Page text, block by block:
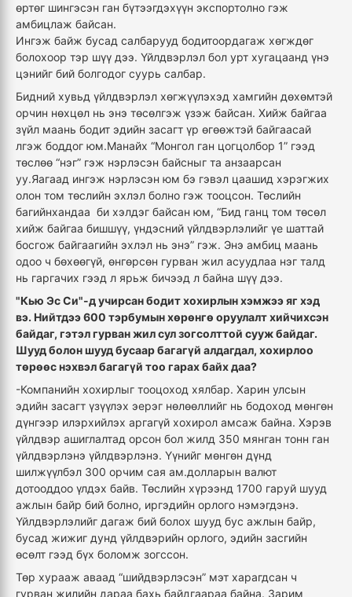
өртөг шингэсэн ган бүтээгдэхүүн экспортолно гэж
амбицлаж байсан.
Ингэж байж бусад салбарууд бодитоордагаж хөгждөг
болохоор тэр шүү дээ. Үйлдвэрлэл бол урт хугацаанд үнэ
цэнийг бий болгодог суурь салбар.
Бидний хувьд үйлдвэрлэл хөгжүүлэхэд хамгийн дөхөмтэй
орчин нөхцөл нь энэ төсөлгэж үзэж байсан. Хийж байгаа
зүйл маань бодит эдийн засагт үр өгөөжтэй байгаасай
лгэж боддог юм.Манайх “Монгол ган цогцолбор 1” гээд
төслөө “нэг” гэж нэрлэсэн байсныг та анзаарсан
уу.Яагаад ингэж нэрлэсэн юм бэ гэвэл цаашид хэрэгжих
олон том төслийн эхлэл болно гэж тооцсон. Төслийн
багийнхандаа би хэлдэг байсан юм, “Бид ганц том төсөл
хийж байгаа бишшүү, үндэсний үйлдвэрлэлийг үе шаттай
босгож байгаагийн эхлэл нь энэ” гэж. Энэ амбиц маань
одоо ч бөхөөгүй, өнгөрсөн гурван жил асуудлаа нэг талд
нь гаргачих гээд л ярьж бичээд л байна шүү дээ.
"Кью Эс Си"-д учирсан бодит хохирлын хэмжээ яг хэд
вэ. Нийтдээ 600 тэрбумын хөрөнгө оруулалт хийчихсэн
байдаг, гэтэл гурван жил сул зогсолттой сууж байдаг.
Шууд болон шууд бусаар багагүй алдагдал, хохирлоо
төрөөс нэхвэл багагүй тоо гарах байх даа?
-Компанийн хохирлыг тооцоход хялбар. Харин улсын
эдийн засагт үзүүлэх эерэг нөлөөллийг нь бодоход мөнгөн
дүнгээр илэрхийлэх аргагүй хохирол амсаж байна. Хэрэв
үйлдвэр ашиглалтад орсон бол жилд 350 мянган тонн ган
үйлдвэрлэнэ үйлдвэрлэнэ. Үүнийг мөнгөн дүнд
шилжүүлбэл 300 орчим сая ам.долларын валют
дотооддоо үлдэх байв. Төслийн хүрээнд 1700 гаруй шууд
ажлын байр бий болно, иргэдийн орлого нэмэгдэнэ.
Үйлдвэрлэлийг дагаж бий болох шууд бус ажлын байр,
бусад жижиг дунд үйлдвэрийн орлого, эдийн засгийн
өсөлт гээд бүх боломж зогссон.
Төр хурааж аваад “шийдвэрлэсэн” мэт харагдсан ч
гурван жилийн дараа бахь байдгаараа байна. Зарим